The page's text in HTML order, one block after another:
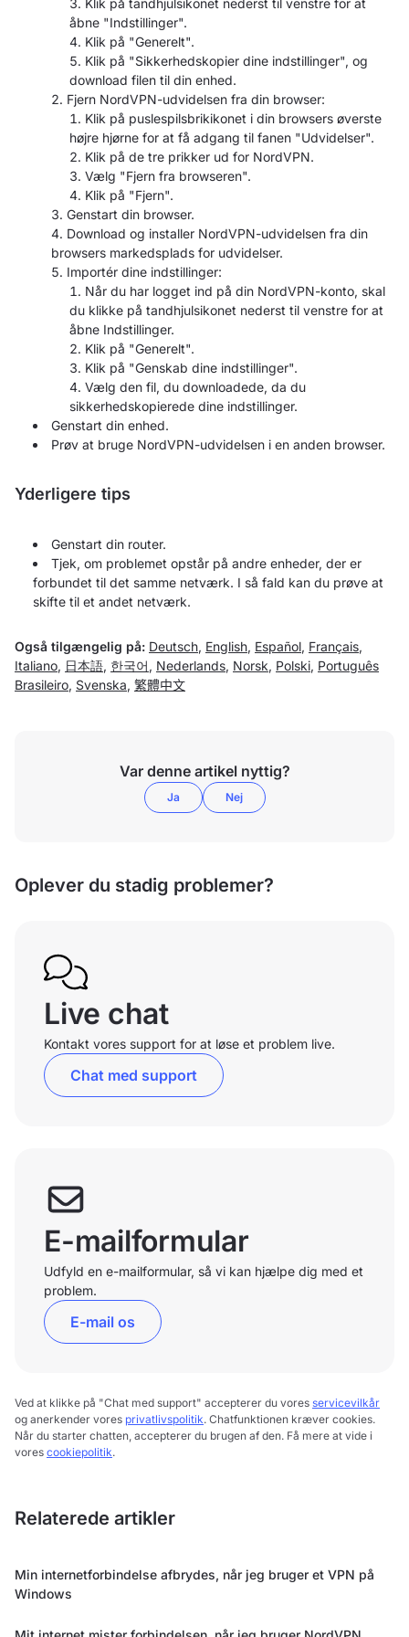
Klik på tandhjulsikonet nederst til venstre for at
åbne "Indstillinger".
Klik på "Generelt".
Klik på "Sikkerhedskopier dine indstillinger", og
download filen til din enhed.
Fjern NordVPN-udvidelsen fra din browser:
Klik på puslespilsbrikikonet i din browsers øverste
højre hjørne for at få adgang til fanen "Udvidelser".
Klik på de tre prikker ud for NordVPN.
Vælg "Fjern fra browseren".
Klik på "Fjern".
Genstart din browser.
Download og installer NordVPN-udvidelsen fra din
browsers markedsplads for udvidelser.
Importér dine indstillinger:
Når du har logget ind på din NordVPN-konto, skal
du klikke på tandhjulsikonet nederst til venstre for at
åbne Indstillinger.
Klik på "Generelt".
Klik på "Genskab dine indstillinger".
Vælg den fil, du downloadede, da du
sikkerhedskopierede dine indstillinger.
Genstart din enhed.
Prøv at bruge NordVPN-udvidelsen i en anden browser.
Yderligere tips
Genstart din router.
Tjek, om problemet opstår på andre enheder, der er
forbundet til det samme netværk. I så fald kan du prøve at
skifte til et andet netværk.
Også tilgængelig på: Deutsch, English, Español, Français,
Italiano, 日本語, 한국어 , Nederlands, Norsk, Polski, Português
Brasileiro, Svenska, 繁體中文
Var denne artikel nyttig?
Ja Nej
Oplever du stadig problemer?
Live chat
Kontakt vores support for at løse et problem live.
Chat med support
E-mailformular
Udfyld en e-mailformular, så vi kan hjælpe dig med et
problem.
E-mail os
Ved at klikke på "Chat med support" accepterer du vores servicevilkår
og anerkender vores privatlivspolitik. Chatfunktionen kræver cookies.
Når du starter chatten, accepterer du brugen af den. Få mere at vide i
vores cookiepolitik.
Relaterede artikler
Min internetforbindelse afbrydes, når jeg bruger et VPN på
Windows